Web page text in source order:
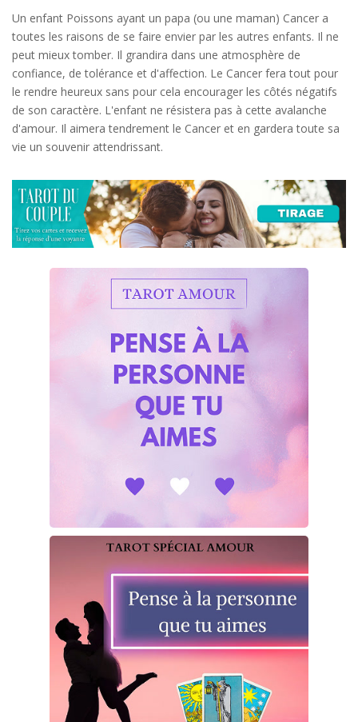
Un enfant Poissons ayant un papa (ou une maman) Cancer a
toutes les raisons de se faire envier par les autres enfants. Il ne
peut mieux tomber. Il grandira dans une atmosphère de
confiance, de tolérance et d'affection. Le Cancer fera tout pour
le rendre heureux sans pour cela encourager les côtés négatifs
de son caractère. L'enfant ne résistera pas à cette avalanche
d'amour. Il aimera tendrement le Cancer et en gardera toute sa
vie un souvenir attendrissant.